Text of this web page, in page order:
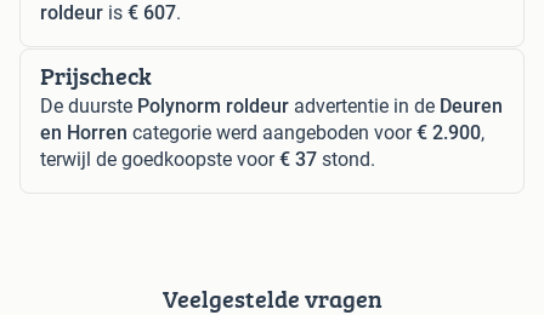
roldeur is € 607.
Prijscheck
De duurste Polynorm roldeur advertentie in de Deuren
en Horren categorie werd aangeboden voor€ 2.900,
terwijl de goedkoopste voor€ 37 stond.
Veelgestelde vragen